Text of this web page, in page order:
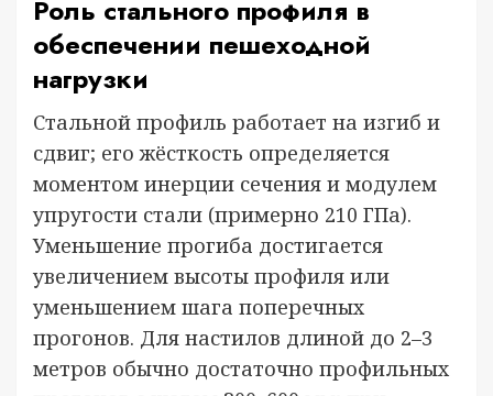
Роль стального профиля в
обеспечении пешеходной
нагрузки
Стальной профиль работает на изгиб и
сдвиг; его жёсткость определяется
моментом инерции сечения и модулем
упругости стали (примерно 210 ГПа).
Уменьшение прогиба достигается
увеличением высоты профиля или
уменьшением шага поперечных
прогонов. Для настилов длиной до 2–3
метров обычно достаточно профильных